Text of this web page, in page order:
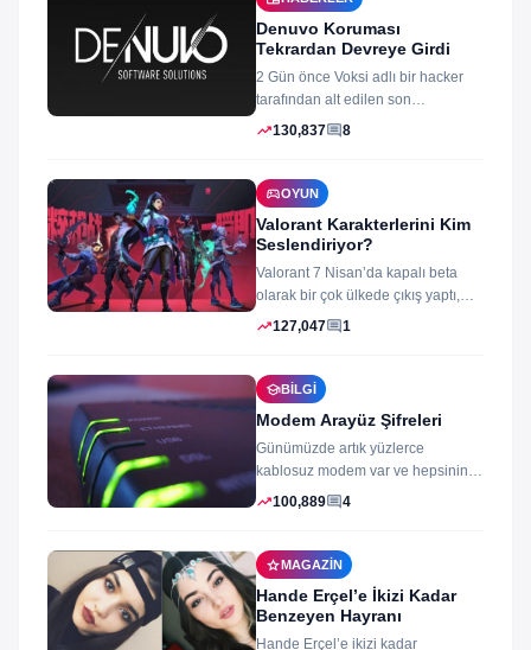
Denuvo Koruması
Tekrardan Devreye Girdi
2 Gün önce Voksi adlı bir hacker
tarafından alt edilen son
dönemlerin yıkılmaz korsan
trending_up130,837comment8
sports_esportsOYUN
Valorant Karakterlerini Kim
Seslendiriyor?
Valorant 7 Nisan’da kapalı beta
olarak bir çok ülkede çıkış yaptı,
oyun izleyenler ve oynayanlar...
trending_up127,047comment1
schoolBILGI
Modem Arayüz Şifreleri
Günümüzde artık yüzlerce
kablosuz modem var ve hepsinin
arayüz şifleri ve arayüzü farklı
trending_up100,889comment4
star MAGAZIN
Hande Erçel’e İkizi Kadar
Benzeyen Hayranı
Hande Erçel’e ikizi kadar